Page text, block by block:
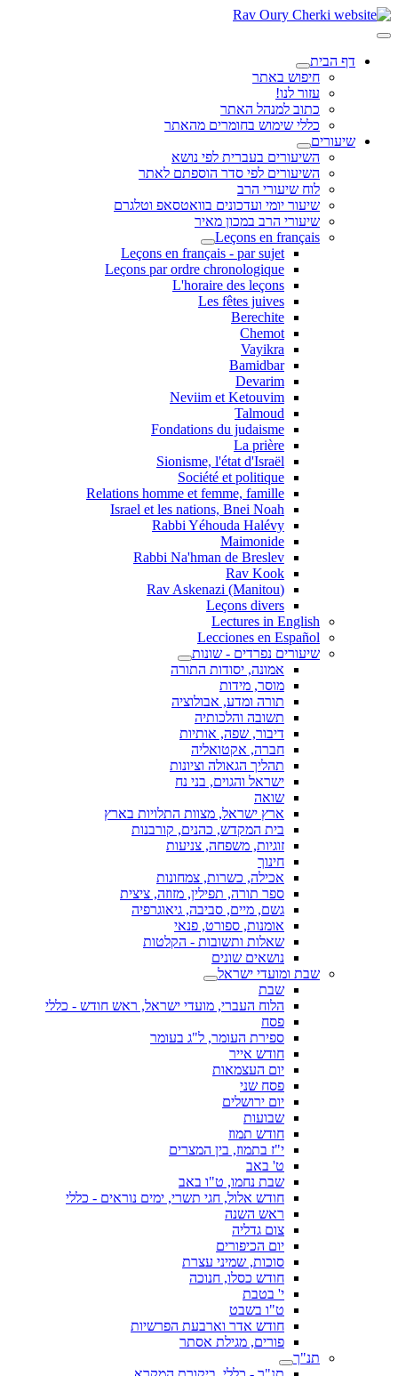
דף הבית
חיפוש באתר
עזור לנו!
כתוב למנהל האתר
כללי שימוש בחומרים מהאתר
שיעורים
השיעורים בעברית לפי נושא
השיעורים לפי סדר הוספתם לאתר
לוח שיעורי הרב
שיעור יומי ועדכונים בוואטסאפ וטלגרם
שיעורי הרב במכון מאיר
Leçons en français
Leçons en français - par sujet
Leçons par ordre chronologique
L'horaire des leçons
Les fêtes juives
Berechite
Chemot
Vayikra
Bamidbar
Devarim
Neviim et Ketouvim
Talmoud
Fondations du judaisme
La prière
Sionisme, l'état d'Israël
Société et politique
Relations homme et femme, famille
Israel et les nations, Bnei Noah
Rabbi Yéhouda Halévy
Maimonide
Rabbi Na'hman de Breslev
Rav Kook
(Rav Askenazi (Manitou
Leçons divers
Lectures in English
Lecciones en Español
שיעורים נפרדים - שונות
אמונה, יסודות התורה
מוסר, מידות
תורה ומדע, אבולוציה
תשובה והלכותיה
דיבור, שפה, אותיות
חברה, אקטואליה
תהליך הגאולה וציונות
ישראל והגוים, בני נח
שואה
ארץ ישראל, מצוות התלויות בארץ
בית המקדש, כהנים, קורבנות
זוגיות, משפחה, צניעות
חינוך
אכילה, כשרות, צמחונות
ספר תורה, תפילין, מזוזה, ציצית
גשם, מיים, סביבה, גיאוגרפיה
אומנות, ספורט, פנאי
שאלות ותשובות - הקלטות
נושאים שונים
שבת ומועדי ישראל
שבת
הלוח העברי, מועדי ישראל, ראש חודש - כללי
פסח
ספירת העומר, ל"ג בעומר
חודש אייר
יום העצמאות
פסח שני
יום ירושלים
שבועות
חודש תמוז
י"ז בתמוז, בין המצרים
ט' באב
שבת נחמו, ט"ו באב
חודש אלול, חגי תשרי, ימים נוראים - כללי
ראש השנה
צום גדליה
יום הכיפורים
סוכות, שמיני עצרת
חודש כסלו, חנוכה
י' בטבת
ט"ו בשבט
חודש אדר וארבעת הפרשיות
פורים, מגילת אסתר
תנ"ך